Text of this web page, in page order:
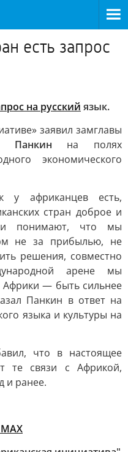
есть запрос
на русский язык.
заявил замглавы
Панкин на полях
экономического
у африканцев есть,
стран доброе и
понимают, что мы
не за прибылью, не
решения, совместно
арене мы
Африки — быть сильнее
Панкин в ответ на
языка и культуры на
что в настоящее
те связи с Африкой,
и ранее.